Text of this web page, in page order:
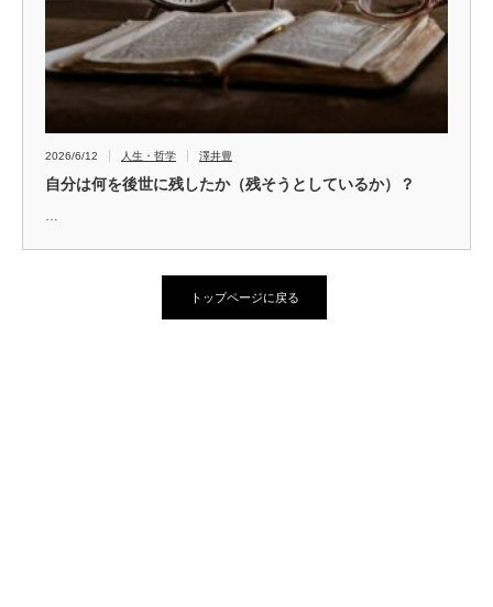
2026/6/12 人生・哲学 澤井豊
自分は何を後世に残したか（残そうとしているか）？
トップページに戻る